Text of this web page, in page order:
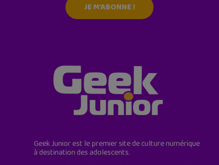
JE M'ABONNE !
Geek Junior est le premier site de culture numérique
à destination des adolescents.